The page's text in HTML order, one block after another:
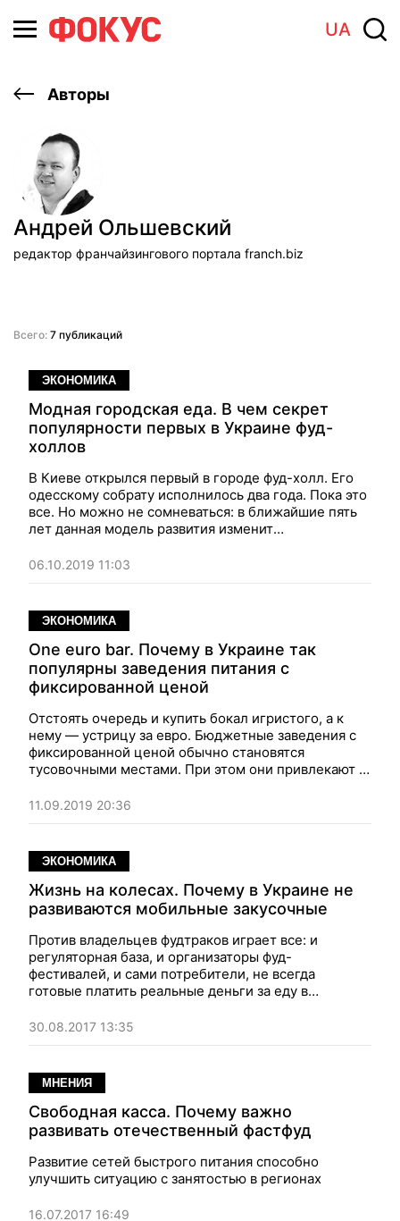
UA
Авторы
Андрей Ольшевский
редактор франчайзингового портала franch.biz
Всего: 7 публикаций
ЭКОНОМИКА
Модная городская еда. В чем секрет
популярности первых в Украине фуд-
холлов
В Киеве открылся первый в городе фуд-холл. Его
одесскому собрату исполнилось два года. Пока это
все. Но можно не сомневаться: в ближайшие пять
лет данная модель развития изменит
06.10.2019 11:03
ЭКОНОМИКА
One euro bar. Почему в Украине так
популярны заведения питания с
фиксированной ценой
Отстоять очередь и купить бокал игристого, а к
нему — устрицу за евро. Бюджетные заведения с
фиксированной ценой обычно становятся
тусовочными местами. При этом они привлекают и
11.09.2019 20:36
ЭКОНОМИКА
Жизнь на колесах. Почему в Украине не
развиваются мобильные закусочные
Против владельцев фудтраков играет все: и
регуляторная база, и организаторы фуд-
фестивалей, и сами потребители, не всегда
готовые платить реальные деньги за еду в
30.08.2017 13:35
МНЕНИЯ
Свободная касса. Почему важно
развивать отечественный фастфуд
Развитие сетей быстрого питания способно
улучшить ситуацию с занятостью в регионах
16.07.2017 16:49